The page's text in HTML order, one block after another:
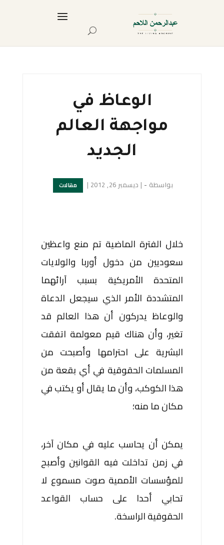
الوعاظ في
مواجهة العالم
الجديد
بواسطة -
| ديسمبر 26, 2012 | مقالات
خلال الفترة الماضية تم منع واعظين
سعوديين من دخول أوربا والولايات
المتحدة الأمريكية بسبب آرائهما
المتشددة الأمر الذي سيجعل الدعاة
والوعاظ يدركون أن هذا العالم قد
تغير، وأن هناك قيم معولمة اتفقت
البشرية على احترامها وأصبحت من
المسلمات الحقوقية في أي بقعة من
هذا الكوكب، وأن ما يقال أو يكتب في
مكان ما منه؛
يمكن أن يحاسب عليه في مكان آخر،
في زمن تداخلت فيه القوانين وأصبح
للمؤسسات الأممية صوت مسموع لا
تحابي أحدا على حساب القواعد
الحقوقية الراسخة.